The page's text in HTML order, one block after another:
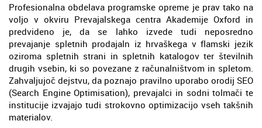
Profesionalna obdelava programske opreme je prav tako na
voljo v okviru Prevajalskega centra Akademije Oxford in
predvideno je, da se lahko izvede tudi neposredno
prevajanje spletnih prodajaln iz hrvaškega v flamski jezik
oziroma spletnih strani in spletnih katalogov ter številnih
drugih vsebin, ki so povezane z računalništvom in spletom.
Zahvaljujoč dejstvu, da poznajo pravilno uporabo orodij SEO
(Search Engine Optimisation), prevajalci in sodni tolmači te
institucije izvajajo tudi strokovno optimizacijo vseh takšnih
materialov.